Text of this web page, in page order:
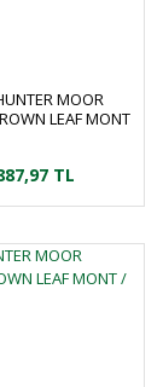
MOOR
LEAF MONT
TL